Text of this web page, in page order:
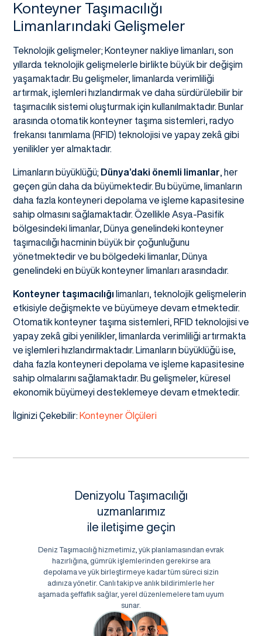
Konteyner Taşımacılığı
Limanlarındaki Gelişmeler
Teknolojik gelişmeler; Konteyner nakliye limanları, son
yıllarda teknolojik gelişmelerle birlikte büyük bir değişim
yaşamaktadır. Bu gelişmeler, limanlarda verimliliği
artırmak, işlemleri hızlandırmak ve daha sürdürülebilir bir
taşımacılık sistemi oluşturmak için kullanılmaktadır. Bunlar
arasında otomatik konteyner taşıma sistemleri, radyo
frekansı tanımlama (RFID) teknolojisi ve yapay zekâ gibi
yenilikler yer almaktadır.
Limanların büyüklüğü; Dünya’daki önemli limanlar , her
geçen gün daha da büyümektedir. Bu büyüme, limanların
daha fazla konteyneri depolama ve işleme kapasitesine
sahip olmasını sağlamaktadır. Özellikle Asya-Pasifik
bölgesindeki limanlar, Dünya genelindeki konteyner
taşımacılığı hacminin büyük bir çoğunluğunu
yönetmektedir ve bu bölgedeki limanlar, Dünya
genelindeki en büyük konteyner limanları arasındadır.
Konteyner taşımacılığı limanları, teknolojik gelişmelerin
etkisiyle değişmekte ve büyümeye devam etmektedir.
Otomatik konteyner taşıma sistemleri, RFID teknolojisi ve
yapay zekâ gibi yenilikler, limanlarda verimliliği artırmakta
ve işlemleri hızlandırmaktadır. Limanların büyüklüğü ise,
daha fazla konteyneri depolama ve işleme kapasitesine
sahip olmalarını sağlamaktadır. Bu gelişmeler, küresel
ekonomik büyümeyi desteklemeye devam etmektedir.
İlginizi Çekebilir: Konteyner Ölçüleri
Denizyolu Taşımacılığı
uzmanlarımız
ile iletişime geçin
Deniz Taşımacılığ hizmetimiz, yük planlamasından evrak
hazırlığına, gümrük işlemlerinden gerekirse ara
depolama ve yük birleştirmeye kadar tüm süreci sizin
adınıza yönetir. Canlı takip ve anlık bildirimlerle her
aşamada şeffaflık sağlar, yerel düzenlemelere tam uyum
sunar.